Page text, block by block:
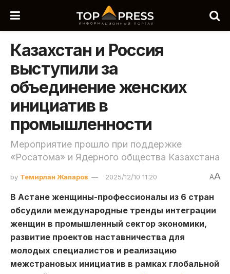
Казахстан и Россия
выступили за
объединение женских
инициатив в
промышленности
Мероприятие прошло при поддержке
«Росатома» и Ядерного общества Казахстана
by Темирлан Жапаров 2025/12/10 11:20 AA
В Астане женщины-профессионалы из 6 стран
обсудили международные тренды интеграции
женщин в промышленный сектор экономики,
развитие проектов наставничества для
молодых специалистов и реализацию
межстрановых инициатив в рамках глобальной